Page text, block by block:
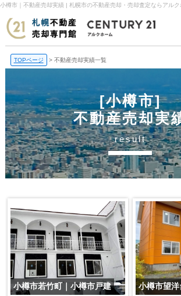
小樽市｜不動産売却実績 | 札幌市の不動産売却・売却査定ならアルク
TOPページ > 不動産売却実績一覧
[小樽市]
不動産売却実
result
小樽市若竹町｜小樽市戸建 小樽市望